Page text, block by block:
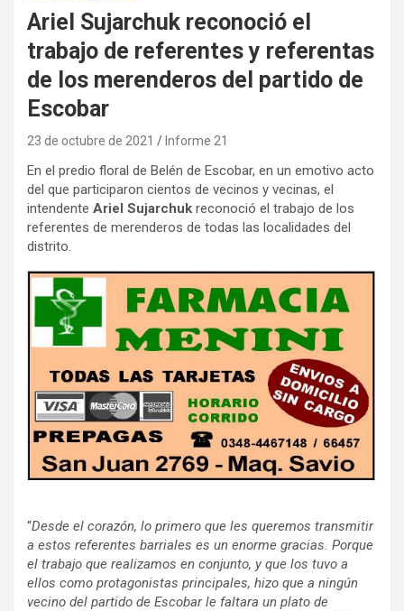
Ariel Sujarchuk reconoció el
trabajo de referentes y referentas
de los merenderos del partido de
Escobar
23 de octubre de 2021 Informe 21
En el predio floral de Belén de Escobar, en un emotivo acto
del que participaron cientos de vecinos y vecinas, el
intendente Ariel Sujarchuk reconoció el trabajo de los
referentes de merenderos de todas las localidades del
distrito.
“Desde el corazón, lo primero que les queremos transmitir
a estos referentes barriales es un enorme gracias. Porque
el trabajo que realizamos en conjunto, y que los tuvo a
ellos como protagonistas principales, hizo que a ningún
vecino del partido de Escobar le faltara un plato de